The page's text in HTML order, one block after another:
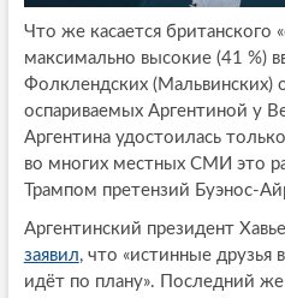
Что же касается британского
максимально высокие (41 %)
Фолклендских (Мальвинских)
оспариваемых Аргентиной у
Аргентина удостоилась
во многих местных СМИ это
Трампом претензий Буэнос-
Аргентинский президент
заявил, что «истинные друзья
идёт по плану». Последний